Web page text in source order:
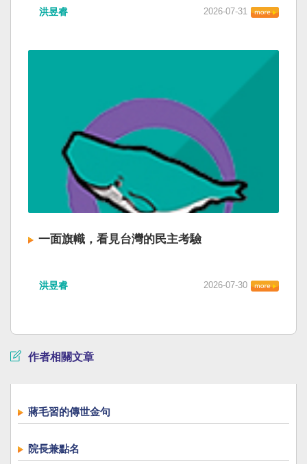
洪昱睿 2026-07-31
一面旗幟，看見台灣的民主考驗
洪昱睿 2026-07-30
作者相關文章
蔣毛習的傳世金句
院長兼點名